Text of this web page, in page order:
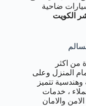
سيارات ضاحية
الكويت
من اكثر
المنزل وعلى
تتميز
، خدمات
والامان